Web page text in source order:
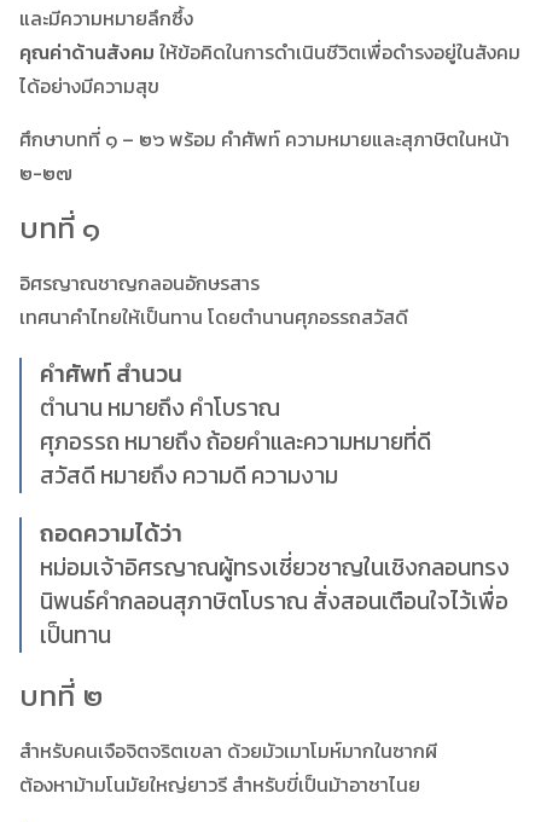
และมีความหมายลึกซึ้ง
คุณค่าด้านสังคม ให้ข้อคิดในการดำเนินชีวิตเพื่อดำรงอยู่ในสังคม
ได้อย่างมีความสุข
ศึกษาบทที่ ๑ – ๒๖ พร้อม คำศัพท์ ความหมายและสุภาษิตในหน้า
๒-๒๗
บทที่ ๑
อิศรญาณชาญกลอนอักษรสาร
เทศนาคำไทยให้เป็นทาน โดยตำนานศุภอรรถสวัสดี
คำศัพท์ สำนวน
ตำนาน หมายถึง คำโบราณ
ศุภอรรถ หมายถึง ถ้อยคำและความหมายที่ดี
สวัสดี หมายถึง ความดี ความงาม
ถอดความได้ว่า
หม่อมเจ้าอิศรญาณผู้ทรงเชี่ยวชาญในเชิงกลอนทรง
นิพนธ์คำกลอนสุภาษิตโบราณ สั่งสอนเตือนใจไว้เพื่อ
เป็นทาน
บทที่ ๒
สำหรับคนเจือจิตจริตเขลา ด้วยมัวเมาโมห์มากในซากผี
ต้องหาม้ามโนมัยใหญ่ยาวรี สำหรับขี่เป็นม้าอาชาไนย